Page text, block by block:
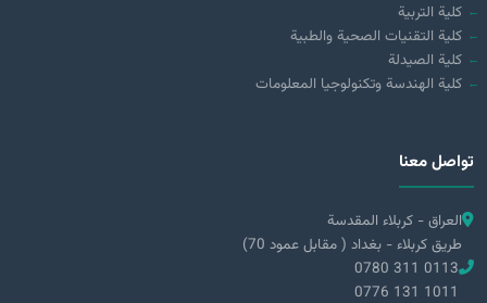
كلية التربية
كلية التقنيات الصحية والطبية
كلية الصيدلة
كلية الهندسة وتكنولوجيا المعلومات
تواصل معنا
العراق - كربلاء المقدسة
طريق كربلاء - بغداد ( مقابل عمود 70)
0780 311 0113
0776 131 1011